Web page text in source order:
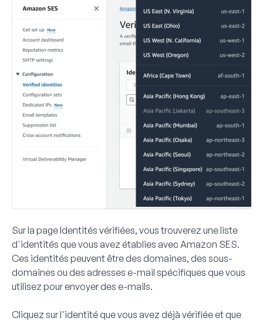
Sur la page Identités vérifiées, vous trouverez une liste
d'identités que vous avez établies avec Amazon SES.
Ces identités peuvent être des domaines, des sous-
domaines ou des adresses e-mail spécifiques que vous
utilisez pour envoyer des e-mails.
Cliquez sur l'identité que vous avez déjà vérifiée et que